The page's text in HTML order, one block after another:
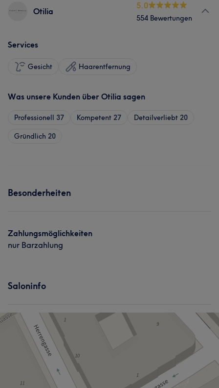
Otilia
5.0
554 Bewertungen
Services
Gesicht Haarentfernung
Was unsere Kunden über Otilia sagen
Professionell 37 Kompetent 27 Detailverliebt 20
Gründlich 20
Besonderheiten
Zahlungsmöglichkeiten
nur Barzahlung
Saloninfo